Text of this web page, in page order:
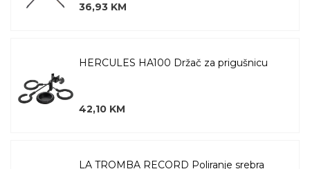
36,93 KM
HERCULES HA100 Držač za prigušnicu
42,10 KM
LA TROMBA RECORD Poliranje srebra